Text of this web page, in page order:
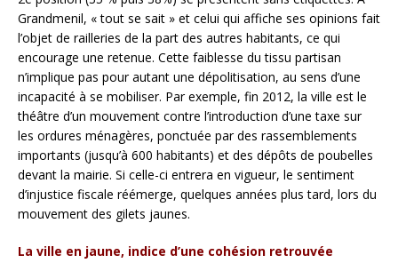
Grandmenil, « tout se sait » et celui qui affiche ses opinions fait
l’objet de railleries de la part des autres habitants, ce qui
encourage une retenue. Cette faiblesse du tissu partisan
n’implique pas pour autant une dépolitisation, au sens d’une
incapacité à se mobiliser. Par exemple, fin 2012, la ville est le
théâtre d’un mouvement contre l’introduction d’une taxe sur
les ordures ménagères, ponctuée par des rassemblements
importants (jusqu’à 600 habitants) et des dépôts de poubelles
devant la mairie. Si celle-ci entrera en vigueur, le sentiment
d’injustice fiscale réémerge, quelques années plus tard, lors du
mouvement des gilets jaunes.
La ville en jaune, indice d’une cohésion retrouvée